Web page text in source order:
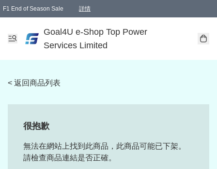
F1 End of Season Sale 詳情
Goal4U e-Shop Top Power
Services Limited
< 返回商品列表
很抱歉
無法在網站上找到此商品，此商品可能已下架。
請檢查商品連結是否正確。